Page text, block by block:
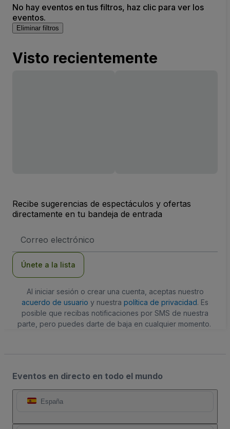
No hay eventos en tus filtros, haz clic para ver los
eventos.
Eliminar filtros
Visto recientemente
Recibe sugerencias de espectáculos y ofertas
directamente en tu bandeja de entrada
de
Únete a la lista
Al iniciar sesión o crear una cuenta, aceptas nuestro
acuerdo de usuario y nuestra política de privacidad. Es
posible que recibas notificaciones por SMS de nuestra
parte, pero puedes darte de baja en cualquier momento.
Eventos en directo en todo el mundo
España